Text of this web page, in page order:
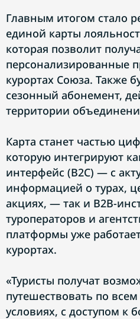
Главным итогом стало
единой карты
которая позволит
персонализированные
курортах Союза. Также
сезонный абонемент,
территории
Карта станет частью
которую интегрируют
интерфейс (B2C) — с
информацией о турах,
акциях, — так и B2B-
туроператоров и
платформы уже
курортах.
«Туристы получат
путешествовать по
условиях, с доступом к